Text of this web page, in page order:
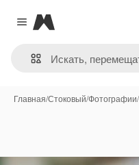
Close menu
Magnific
Главная/Стоковый/Фотографии/